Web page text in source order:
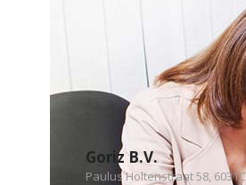
Goriz B.V.
Paulus Holtenstraat 58,